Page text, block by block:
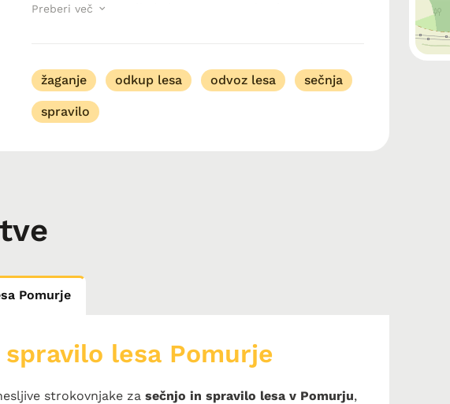
vrsto let zagotavlja kakovostne gozdarske storitve,
Preberi več
žaganje odkup lesa odvoz lesa sečnja
spravilo
Pomurje
lesa Pomurje
strokovnjake za sečnjo in spravilo lesa v Pomurju,